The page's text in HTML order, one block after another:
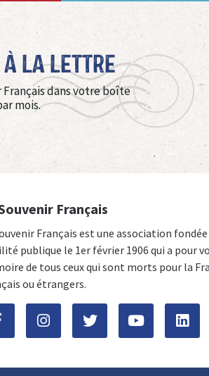
La Lettre
dans votre boîte
mois.
Français
Français est une association
publique le 1er février 1906 qui a pour
de tous ceux qui sont morts pour la
ou étrangers.